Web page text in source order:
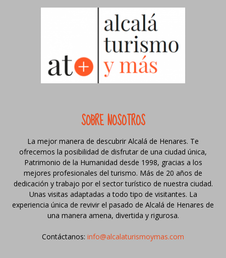
SOBRE NOSOTROS
La mejor manera de descubrir Alcalá de Henares. Te
ofrecemos la posibilidad de disfrutar de una ciudad única,
Patrimonio de la Humanidad desde 1998, gracias a los
mejores profesionales del turismo. Más de 20 años de
dedicación y trabajo por el sector turístico de nuestra ciudad.
Unas visitas adaptadas a todo tipo de visitantes. La
experiencia única de revivir el pasado de Alcalá de Henares de
una manera amena, divertida y rigurosa.
Contáctanos: info@alcalaturismoymas.com